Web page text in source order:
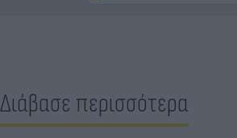
Διάβασε περισσότερα